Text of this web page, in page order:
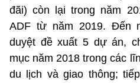
đãi) còn lại trong năm
ADF từ năm 2019. Đến
duyệt đề xuất 5 dự án,
mục năm 2018 trong các
du lịch và giao thông;